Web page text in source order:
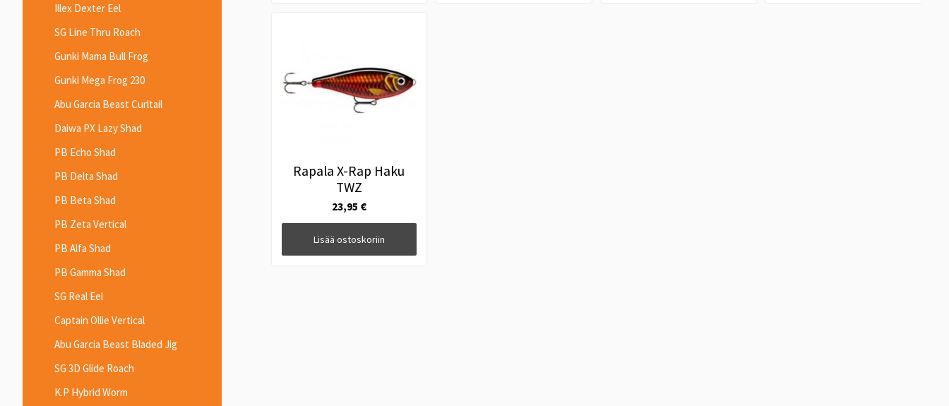
Rapala X-Rap Haku
TWZ
23,95 €
Lisää ostoskoriin
Illex Dexter Eel
SG Line Thru Roach
Gunki Mama Bull Frog
Gunki Mega Frog 230
Abu Garcia Beast Curltail
Daiwa PX Lazy Shad
PB Echo Shad
PB Delta Shad
PB Beta Shad
PB Zeta Vertical
PB Alfa Shad
PB Gamma Shad
SG Real Eel
Captain Ollie Vertical
Abu Garcia Beast Bladed Jig
SG 3D Glide Roach
K.P Hybrid Worm